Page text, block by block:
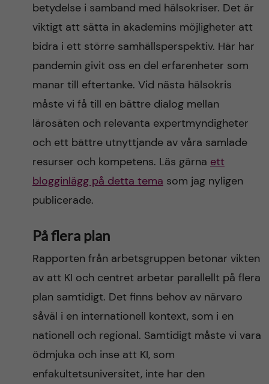
betydelse i samband med hälsokriser. Det är
viktigt att sätta in akademins möjligheter att
bidra i ett större samhällsperspektiv. Här har
pandemin givit oss en del erfarenheter som
manar till eftertanke. Vid nästa hälsokris
måste vi få till en bättre dialog mellan
lärosäten och relevanta expertmyndigheter
och ett bättre utnyttjande av våra samlade
resurser och kompetens. Läs gärna ett
blogginlägg på detta tema som jag nyligen
publicerade.
På flera plan
Rapporten från arbetsgruppen betonar vikten
av att KI och centret arbetar parallellt på flera
plan samtidigt. Det finns behov av närvaro
såväl i en internationell kontext, som i en
nationell och regional. Samtidigt måste vi vara
ödmjuka och inse att KI, som
enfakultetsuniversitet, inte har den